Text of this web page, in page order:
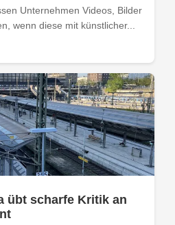
Unternehmen Videos, Bilder
wenn diese mit künstlicher...
übt scharfe Kritik an